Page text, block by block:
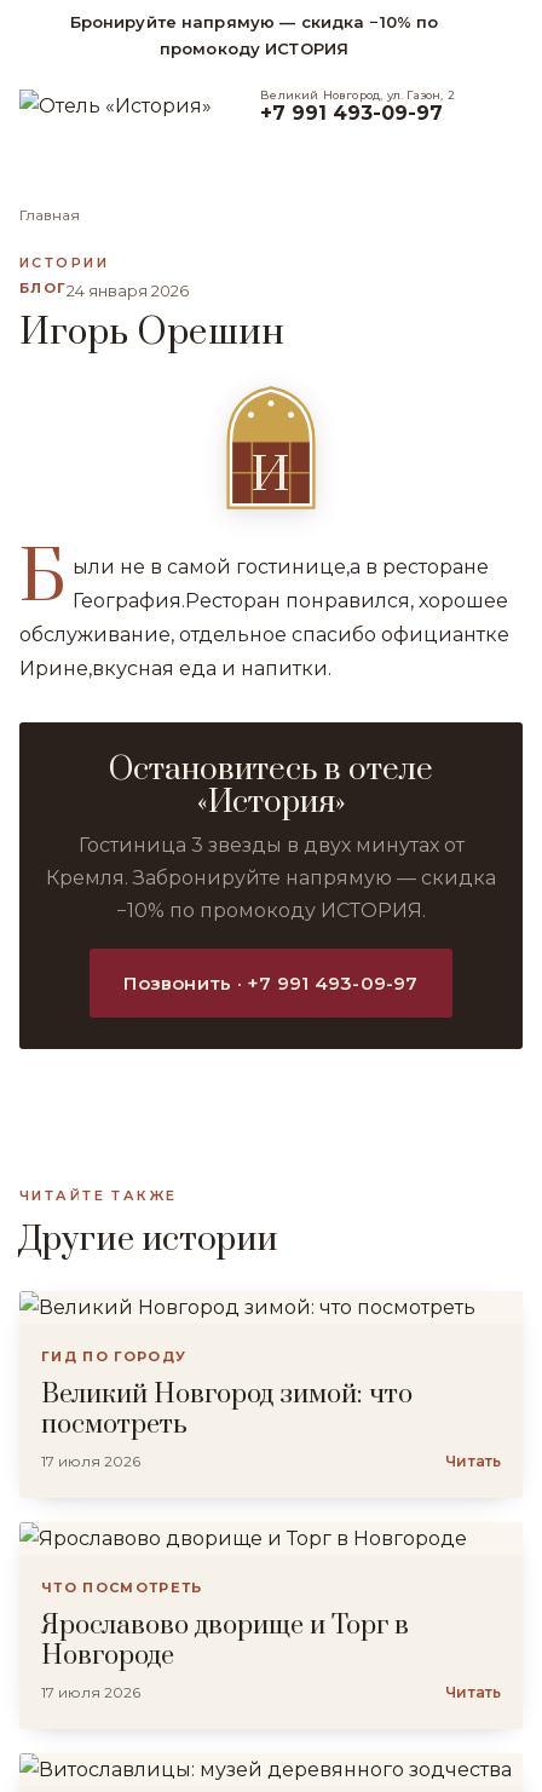
Бронируйте напрямую — скидка −10% по
промокоду ИСТОРИЯ
Великий Новгород, ул. Газон, 2
+7 991 493-09-97
Главная
ИСТОРИИ
БЛОГ24 января 2026
Игорь Орешин
И
Б ыли не в самой гостинице,а в ресторане
География.Ресторан понравился, хорошее
обслуживание, отдельное спасибо официантке
Ирине,вкусная еда и напитки.
Остановитесь в отеле
«История»
Гостиница 3 звезды в двух минутах от
Кремля. Забронируйте напрямую — скидка
−10% по промокоду ИСТОРИЯ.
Позвонить · +7 991 493-09-97
ЧИТАЙТЕ ТАКЖЕ
Другие истории
ГИД ПО ГОРОДУ
Великий Новгород зимой: что
посмотреть
17 июля 2026 Читать
ЧТО ПОСМОТРЕТЬ
Ярославово дворище и Торг в
Новгороде
17 июля 2026 Читать